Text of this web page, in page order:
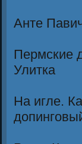
Анте
Пермские
Улитка
На игле.